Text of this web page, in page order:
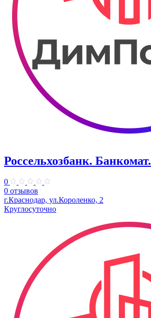
Россельхозбанк. Банкомат.
0
0 отзывов
​г.Краснодар, ул.Короленко, 2
Круглосуточно